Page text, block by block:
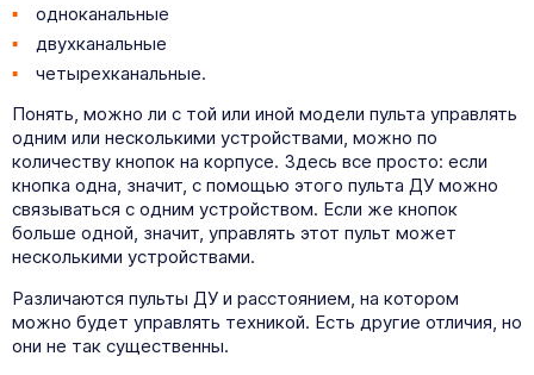
1 250₽
Пульт Transmitter 4-Yellow 4-х
1 450₽
одноканальные
двухканальные
четырехканальные.
Понять, можно ли с той или иной модели пульта управлять
одним или несколькими устройствами, можно по
количеству кнопок на корпусе. Здесь все просто: если
кнопка одна, значит, с помощью этого пульта ДУ можно
связываться с одним устройством. Если же кнопок
больше одной, значит, управлять этот пульт может
несколькими устройствами.
Различаются пульты ДУ и расстоянием, на котором
можно будет управлять техникой. Есть другие отличия, но
они не так существенны.